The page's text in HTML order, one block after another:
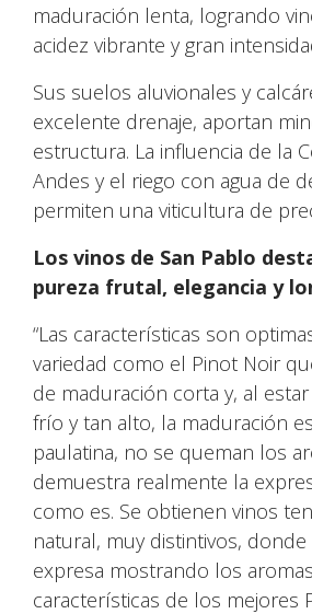
maduración lenta, logrando
acidez vibrante y gran
Sus suelos aluvionales y
excelente drenaje, aportan
estructura. La influencia de la
Andes y el riego con agua de
permiten una viticultura de
Los vinos de San Pablo
pureza frutal, elegancia y
“Las características son
variedad como el Pinot Noir
de maduración corta y, al
frío y tan alto, la maduración
paulatina, no se queman los
demuestra realmente la
como es. Se obtienen vinos
natural, muy distintivos, donde
expresa mostrando los
características de los mejores